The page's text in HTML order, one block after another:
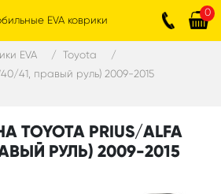
EVA коврики
0
EVA
Toyota
41, правый руль) 2009-2015
TOYOTA PRIUS/ALFA
РУЛЬ) 2009-2015